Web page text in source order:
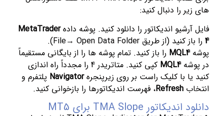
های زیر را دنبال کنید:
فایل آرشیو اندیکاتور را دانلود کنید. پوشه دادهMetaTrader
4
را باز کنید (از طریق File→ Open Data Folder).
پوشهMQL4 را باز کنید. تمام پوشه ها را از بایگانی مستقیماً
در پوشهMQL4
کپی کنید. متاتریدر 4 را مجدداً راه اندازی
کنید یا با کلیک راست بر روی زیرپنجرهNavigator پلتفرم و
انتخاب Refresh، فهرست اندیکاتورها را بازخوانی کنید.
دانلود اندیکاتور TMA Slope برای MT5